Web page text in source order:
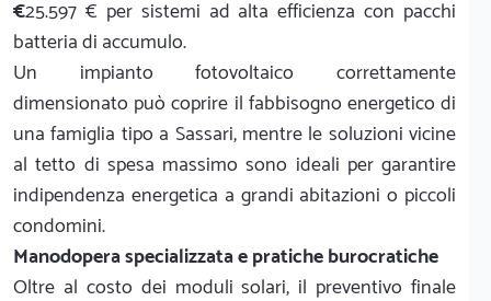
€25.597 € per sistemi ad alta efficienza con pacchi
batteria di accumulo.
Un impianto fotovoltaico correttamente
dimensionato può coprire il fabbisogno energetico di
una famiglia tipo a Sassari, mentre le soluzioni vicine
al tetto di spesa massimo sono ideali per garantire
indipendenza energetica a grandi abitazioni o piccoli
condomini.
Manodopera specializzata e pratiche burocratiche
Oltre al costo dei moduli solari, il preventivo finale